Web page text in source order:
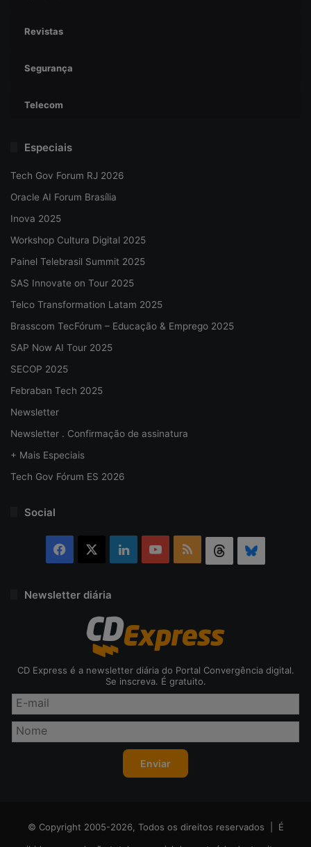
Revistas
Segurança
Telecom
Especiais
Tech Gov Forum RJ 2026
Oracle AI Forum Brasília
Inova 2025
Workshop Cultura Digital 2025
Painel Telebrasil Summit 2025
SAS Innovate on Tour 2025
Telco Transformation Latam 2025
Brasscom TecFórum – Educação & Emprego 2025
SAP Now AI Tour 2025
SECOP 2025
Febraban Tech 2025
Newsletter
Newsletter . Confirmação de assinatura
+ Mais Especiais
Tech Gov Fórum ES 2026
Social
Facebook LinkedinYouTubeRSS Threads
Newsletter diária
CD Express é a newsletter diária do Portal Convergência digital.
Se inscreva. É gratuito.
© Copyright 2005-2026, Todos os direitos reservados | É